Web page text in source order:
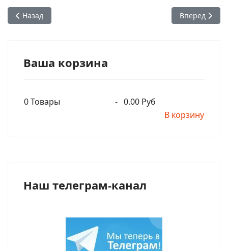
Предыдущий: Почему я до сих пор в сознании Кришны?
Назад Следующий:
Вперед
Ваша корзина
0Товары - 0.00 Руб
В корзину
Наш телеграм-канал